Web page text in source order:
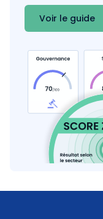
Contribution
Détails
Voir le guide